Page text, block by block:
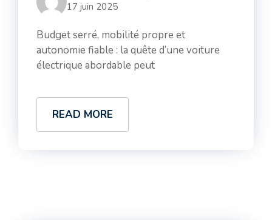
17 juin 2025
Budget serré, mobilité propre et
autonomie fiable : la quête d’une voiture
électrique abordable peut
READ MORE